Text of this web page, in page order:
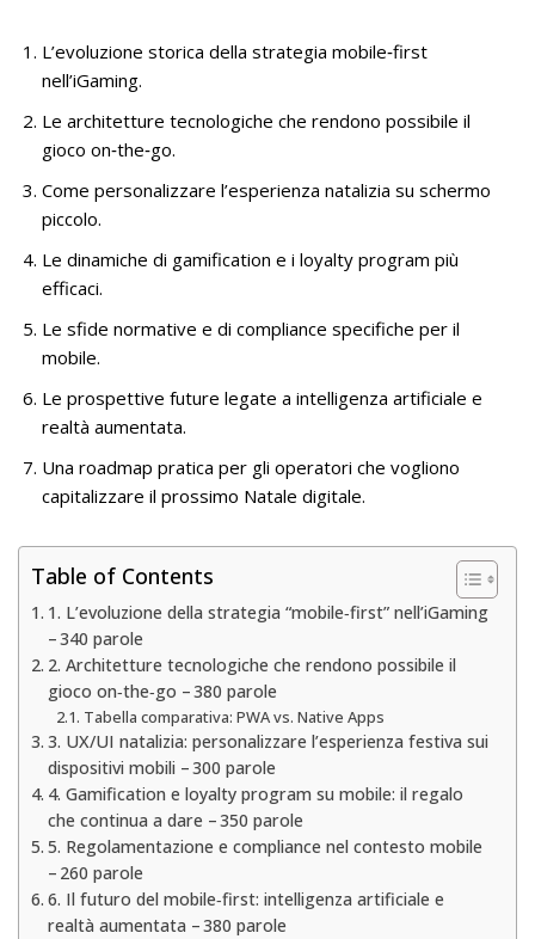
L’evoluzione storica della strategia mobile‑first
nell’iGaming.
Le architetture tecnologiche che rendono possibile il
gioco on‑the‑go.
Come personalizzare l’esperienza natalizia su schermo
piccolo.
Le dinamiche di gamification e i loyalty program più
efficaci.
Le sfide normative e di compliance specifiche per il
mobile.
Le prospettive future legate a intelligenza artificiale e
realtà aumentata.
Una roadmap pratica per gli operatori che vogliono
capitalizzare il prossimo Natale digitale.
Table of Contents
1. L’evoluzione della strategia “mobile‑first” nell’iGaming
– 340 parole
2. Architetture tecnologiche che rendono possibile il
gioco on‑the‑go – 380 parole
Tabella comparativa: PWA vs. Native Apps
3. UX/UI natalizia: personalizzare l’esperienza festiva sui
dispositivi mobili – 300 parole
4. Gamification e loyalty program su mobile: il regalo
che continua a dare – 350 parole
5. Regolamentazione e compliance nel contesto mobile
– 260 parole
6. Il futuro del mobile‑first: intelligenza artificiale e
realtà aumentata – 380 parole